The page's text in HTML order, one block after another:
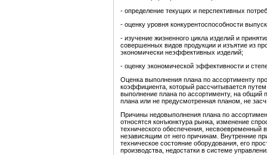
- определение текущих и перспективных
- оценку уровня конкурентоспособности
- изучение жизненного цикла изделий и
совершенных видов продукции и изъятие из
экономически неэффективных изделий;
- оценку экономической эффективности и
Оценка выполнения плана по ассортименту
коэффициента, который рассчитывается
выполнение плана по ассортименту, на общий
плана или не предусмотренная планом, не
Причины недовыполнения плана по
относятся конъюнктура рынка, изменение
технического обеспечения, несвоевременный
независящим от него причинам. Внутренние
техническое состояние оборудования, его
производства, недостатки в системе